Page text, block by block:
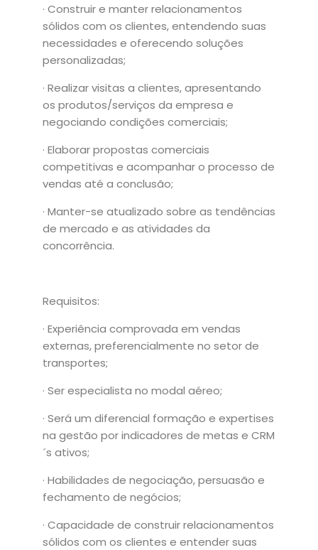
· Construir e manter relacionamentos
sólidos com os clientes, entendendo suas
necessidades e oferecendo soluções
personalizadas;
· Realizar visitas a clientes, apresentando
os produtos/serviços da empresa e
negociando condições comerciais;
· Elaborar propostas comerciais
competitivas e acompanhar o processo de
vendas até a conclusão;
· Manter-se atualizado sobre as tendências
de mercado e as atividades da
concorrência.
Requisitos:
· Experiência comprovada em vendas
externas, preferencialmente no setor de
transportes;
· Ser especialista no modal aéreo;
· Será um diferencial formação e expertises
na gestão por indicadores de metas e CRM
´s ativos;
· Habilidades de negociação, persuasão e
fechamento de negócios;
· Capacidade de construir relacionamentos
sólidos com os clientes e entender suas